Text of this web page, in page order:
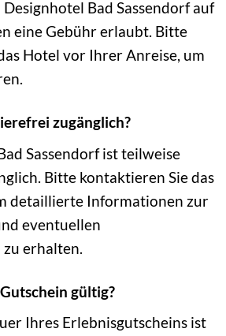
Bad Sassendorf auf
eine Gebühr erlaubt. Bitte
Hotel vor Ihrer Anreise, um
zugänglich?
Sassendorf ist teilweise
Bitte kontaktieren Sie das
detaillierte Informationen zur
eventuellen
erhalten.
gültig?
Ihres Erlebnisgutscheins ist